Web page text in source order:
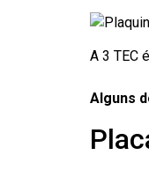
A 3 TEC
Alguns